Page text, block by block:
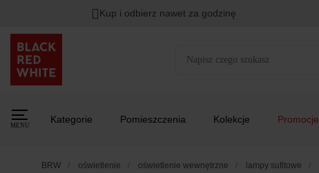
Kup i odbierz nawet za godzinę
MENU
Kategorie Pomieszczenia Kolekcje Promocje
BRW oświetlenie oświetlenie wewnętrzne lampy sufitowe